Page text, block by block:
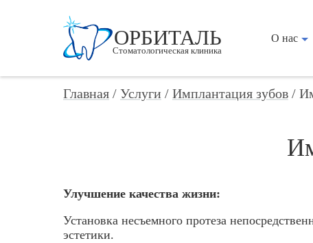
ОРБИТАЛЬ
Стоматологическая клиника
О нас
Главная / Услуги / Имплантация зубов /
Улучшение качества жизни:
Установка несъемного протеза
эстетики.